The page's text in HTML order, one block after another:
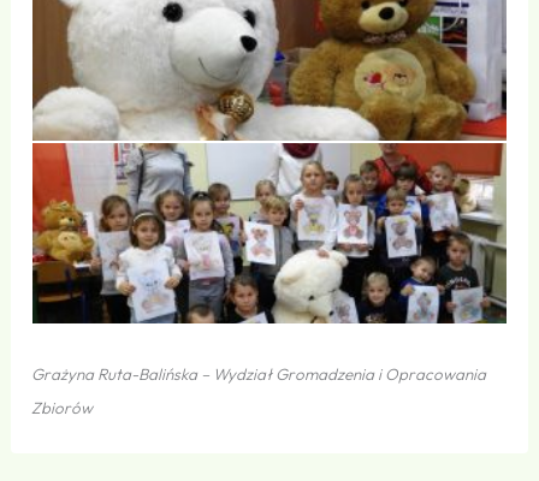
Grażyna Ruta-Balińska – Wydział Gromadzenia i Opracowania
Zbiorów